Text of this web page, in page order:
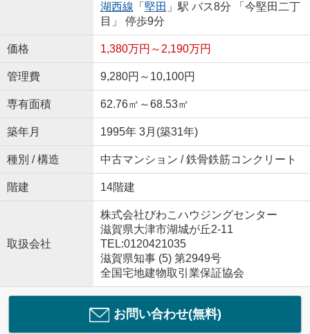
湖西線 「 堅田 」駅 バス8分 「今堅田二丁
目」 停歩9分
価格 1,380万円～2,190万円
管理費 9,280円～10,100円
専有面積 62.76㎡～68.53㎡
築年月 1995年 3月(築31年)
種別 / 構造 中古マンション / 鉄骨鉄筋コンクリート
階建 14階建
取扱会社
株式会社びわこハウジングセンター
滋賀県大津市湖城が丘2-11
TEL:0120421035
滋賀県知事 (5) 第2949号
全国宅地建物取引業保証協会
お問い合わせ(無料)